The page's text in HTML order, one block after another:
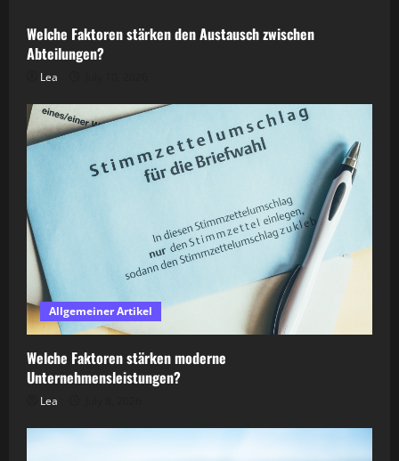
Welche Faktoren stärken den Austausch zwischen
Abteilungen?
Lea
Allgemeiner Artikel
Welche Faktoren stärken moderne
Unternehmensleistungen?
Lea